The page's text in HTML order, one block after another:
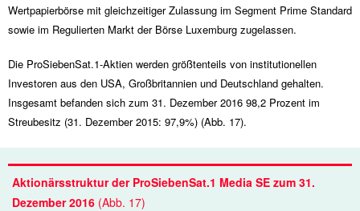
Wertpapierbörse mit gleichzeitiger Zulassung im Segment Prime Standard
sowie im Regulierten Markt der Börse Luxemburg zugelassen.
Die ProSiebenSat.1-Aktien werden größtenteils von institutionellen
Investoren aus den USA, Großbritannien und Deutschland gehalten.
Insgesamt befanden sich zum 31. Dezember 2016 98,2 Prozent im
Streubesitz (31. Dezember 2015: 97,9%) (Abb. 17).
Aktionärsstruktur der ProSiebenSat.1 Media SE zum 31.
Dezember 2016 (Abb. 17)